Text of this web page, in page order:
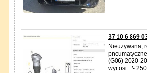
37 10 6 869
Nieużywana,
(G06) 2020-
wynosi +/-